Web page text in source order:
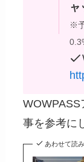
ャ
※
事を参考に
あわせて読